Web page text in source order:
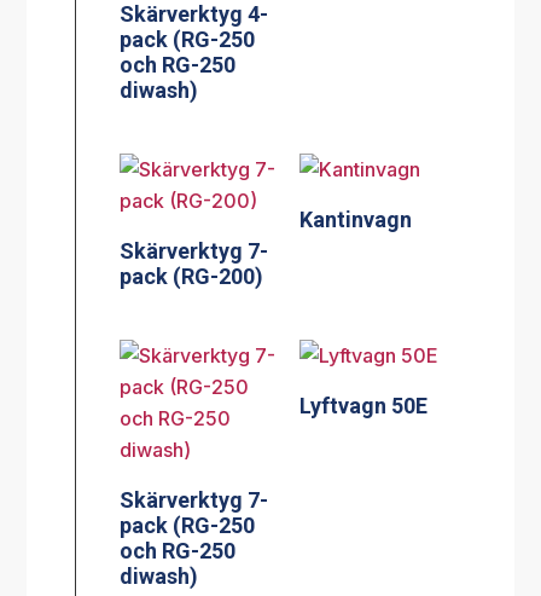
Skärverktyg 4-
pack (RG-250
och RG-250
diwash)
Skärverktyg 7-
pack (RG-200)
Kantinvagn
Skärverktyg 7-
pack (RG-250
och RG-250
diwash)
Lyftvagn 50E